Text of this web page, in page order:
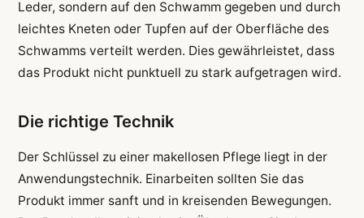
Leder, sondern auf den Schwamm gegeben und durch
leichtes Kneten oder Tupfen auf der Oberfläche des
Schwamms verteilt werden. Dies gewährleistet, dass
das Produkt nicht punktuell zu stark aufgetragen wird.
Die richtige Technik
Der Schlüssel zu einer makellosen Pflege liegt in der
Anwendungstechnik. Einarbeiten sollten Sie das
Produkt immer sanft und in kreisenden Bewegungen.